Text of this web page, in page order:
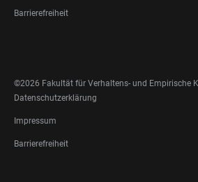
Barrierefreiheit
MEDIA
©2026 Fakultät für Verhaltens- und Empirische
FOOTER
LEGAL
Datenschutzerklärung
Impressum
Barrierefreiheit